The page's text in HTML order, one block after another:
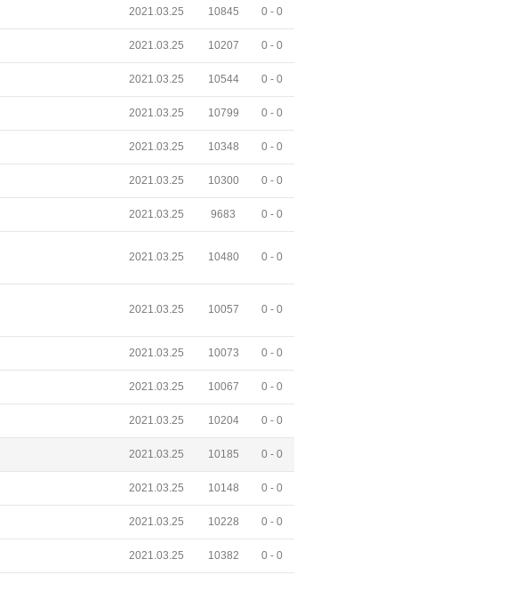
2021.03.25 10845 0 - 0
2021.03.25 10207 0 - 0
2021.03.25 10544 0 - 0
2021.03.25 10799 0 - 0
2021.03.25 10348 0 - 0
2021.03.25 10300 0 - 0
2021.03.25 9683 0 - 0
2021.03.25 10480 0 - 0
2021.03.25 10057 0 - 0
2021.03.25 10073 0 - 0
2021.03.25 10067 0 - 0
2021.03.25 10204 0 - 0
2021.03.25 10185 0 - 0
2021.03.25 10148 0 - 0
2021.03.25 10228 0 - 0
2021.03.25 10382 0 - 0